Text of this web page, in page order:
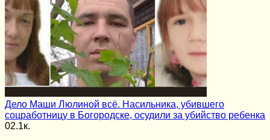
Дело Маши Люлиной всё. Насильника, убившего
соцработницу в Богородске, осудили за убийство ребенка
02.1к.